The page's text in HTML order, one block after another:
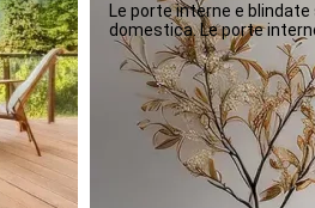
Le porte interne e
domestica. Le porte